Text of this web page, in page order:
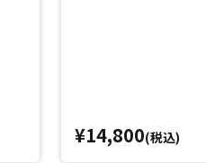
¥14,800(税込)